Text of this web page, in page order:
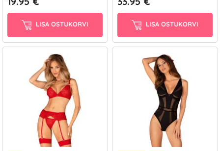
LISA OSTUKORVI LISA OSTUKORVI